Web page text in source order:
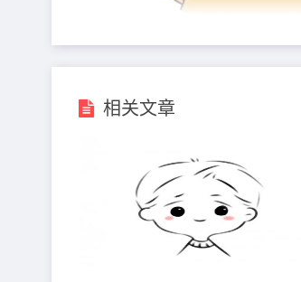
6、良心是每一个人最公正的审
7、不要在网络上比比赖赖，不
8、人不犯我，我不犯人;人若
9、下山猛虎战群狼 小伙本性
相关文章